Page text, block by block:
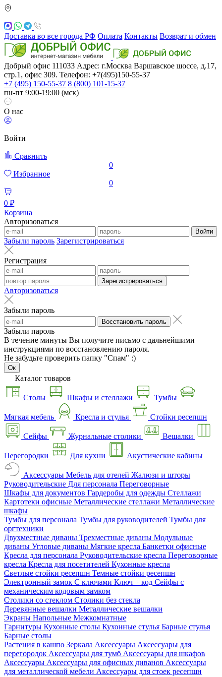
Доставка во все города РФ Оплата Контакты Возврат и обмен
Добрый офис 111033 Адрес: г.Москва Варшавское шоссе, д.17,
стр.1, офис 309. Телефон: +7(495)150-55-37
+7 (495) 150-55-37 8 (800) 101-15-37
пн-пт 9:00-19:00 (мск)
О нас
Войти
Сравнить
0
Избранное
0
0 ₽
Корзина
Авторизоваться
Войти
Забыли пароль Зарегистрироваться
Регистрация
Зарегистрироваться
Авторизоваться
Забыли пароль
Восстановить пароль
Забыли пароль
В течение минуты Вы получите письмо с дальнейшими
инструкциями по восстановлению пароля.
Не забудьте проверить папку "Спам" :)
Ок
Каталог товаров
Столы Шкафы и стеллажи Тумбы
Мягкая мебель Кресла и стулья Стойки ресепшн
Сейфы Журнальные столики Вешалки
Перегородки Для кухни Акустические кабины
Аксессуары Мебель для отелей Жалюзи и шторы
Руководительские Для персонала Переговорные
Шкафы для документов Гардеробы для одежды Стеллажи
Картотеки офисные Металлические стеллажи Металлические
шкафы
Тумбы для персонала Тумбы для руководителей Тумбы для
оргтехники
Двухместные диваны Трехместные диваны Модульные
диваны Угловые диваны Мягкие кресла Банкетки офисные
Кресла для персонала Руководительские кресла Переговорные
кресла Кресла для посетителей Кухонные кресла
Светлые стойки ресепшн Темные стойки ресепшн
Электронный замок С ключами Ключ + код Сейфы с
механическим кодовым замком
Столики со стеклом Столики без стекла
Деревянные вешалки Металлические вешалки
Экраны Напольные Межкомнатные
Гарнитуры Кухонные столы Кухонные стулья Барные стулья
Барные столы
Растения в кашпо Зеркала Аксессуары Аксессуары для
перегородок Аксессуары для тумб Аксессуары для шкафов
Аксессуары Аксессуары для офисных диванов Аксессуары
для металлической мебели Аксессуары для стоек ресепшн